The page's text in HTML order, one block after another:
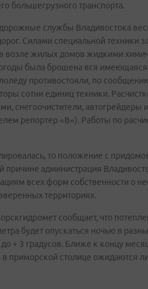
большегрузного транспорта.
службы Владивостока
Силами специальной техники
возле жилых домов жидкими
была брошена вся
противостояли, по
сотни единиц техники.
снегоочистители,
репортер «В»). Работы по
то положение с
причине администрация
всех форм собственности о
территориях.
сообщает, что
будет опускаться ночью в
+ 3 градусов. Ближе к концу
в приморской столице ожидаются